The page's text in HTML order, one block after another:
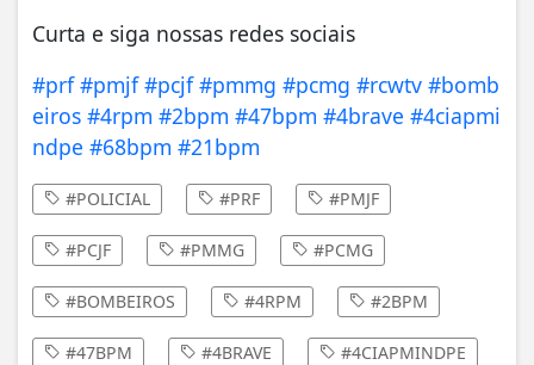
Curta e siga nossas redes sociais
#prf #pmjf #pcjf #pmmg #pcmg #rcwtv #bomb
eiros #4rpm #2bpm #47bpm #4brave #4ciapmi
ndpe #68bpm #21bpm
#POLICIAL #PRF #PMJF
#PCJF #PMMG #PCMG
#BOMBEIROS #4RPM #2BPM
#47BPM #4BRAVE #4CIAPMINDPE